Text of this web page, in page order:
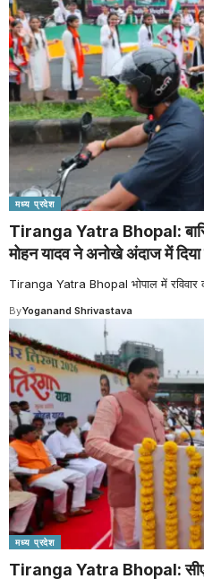
मध्य प्रदेश
Tiranga Yatra Bhopal:
मोहन यादव ने अनोखे अंदाज में
Tiranga Yatra Bhopal भोपाल में रविवार
ByYoganand Shrivastava
मध्य प्रदेश
Tiranga Yatra Bhopal: सीएम